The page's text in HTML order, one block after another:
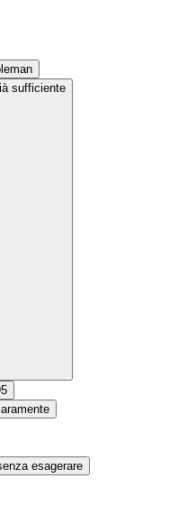
sufficiente
esagerare